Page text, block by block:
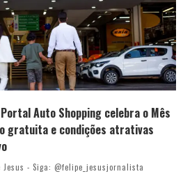
Auto Shopping celebra o Mês
gratuita e condições atrativas
- Siga: @felipe_jesusjornalista